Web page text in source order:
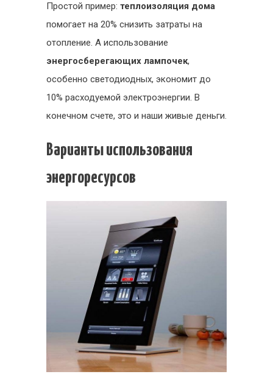
Простой пример: теплоизоляция дома
помогает на 20% снизить затраты на
отопление. А использование
энергосберегающих лампочек,
особенно светодиодных, экономит до
10% расходуемой электроэнергии. В
конечном счете, это и наши живые деньги.
Варианты использования
энергоресурсов